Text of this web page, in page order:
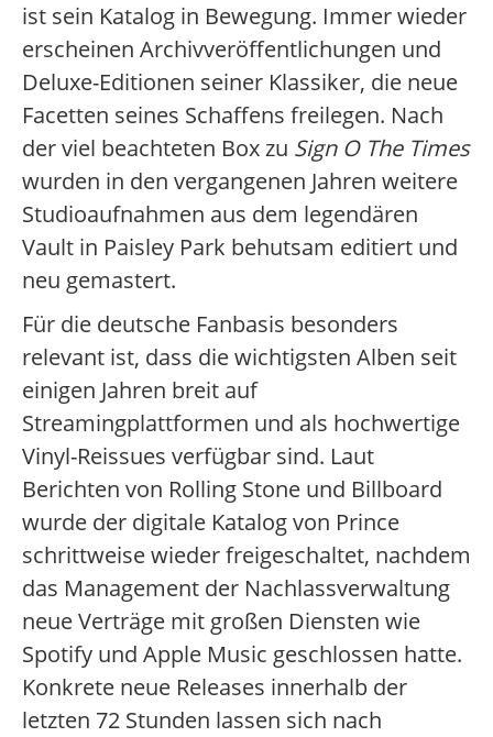
ist sein Katalog in Bewegung. Immer wieder
erscheinen Archivveröffentlichungen und
Deluxe-Editionen seiner Klassiker, die neue
Facetten seines Schaffens freilegen. Nach
der viel beachteten Box zu Sign O The Times
wurden in den vergangenen Jahren weitere
Studioaufnahmen aus dem legendären
Vault in Paisley Park behutsam editiert und
neu gemastert.
Für die deutsche Fanbasis besonders
relevant ist, dass die wichtigsten Alben seit
einigen Jahren breit auf
Streamingplattformen und als hochwertige
Vinyl-Reissues verfügbar sind. Laut
Berichten von Rolling Stone und Billboard
wurde der digitale Katalog von Prince
schrittweise wieder freigeschaltet, nachdem
das Management der Nachlassverwaltung
neue Verträge mit großen Diensten wie
Spotify und Apple Music geschlossen hatte.
Konkrete neue Releases innerhalb der
letzten 72 Stunden lassen sich nach